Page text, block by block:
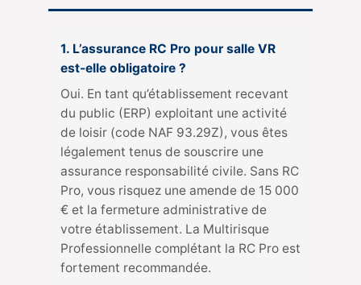
1. L’assurance RC Pro pour salle VR
est-elle obligatoire ?
Oui. En tant qu’établissement recevant
du public (ERP) exploitant une activité
de loisir (code NAF 93.29Z), vous êtes
légalement tenus de souscrire une
assurance responsabilité civile. Sans RC
Pro, vous risquez une amende de 15 000
€ et la fermeture administrative de
votre établissement. La Multirisque
Professionnelle complétant la RC Pro est
fortement recommandée.